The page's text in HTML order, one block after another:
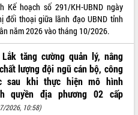
Kế hoạch số 291/KH-UBND ngày
đối thoại giữa lãnh đạo UBND tỉnh
năm 2026 vào tháng 10/2026.
tăng cường quản lý, nâng
lượng đội ngũ cán bộ, công
sau khi thực hiện mô hình
quyền địa phương 02 cấp
2026, 10:58)